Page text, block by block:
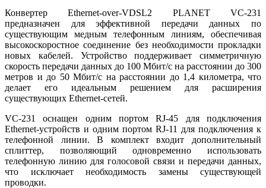
Конвертер Ethernet-over-VDSL2 PLANET VC-231
предназначен для эффективной передачи данных по
существующим медным телефонным линиям, обеспечивая
высокоскоростное соединение без необходимости прокладки
новых кабелей. Устройство поддерживает симметричную
скорость передачи данных до 100 Мбит/с на расстоянии до 300
метров и до 50 Мбит/с на расстоянии до 1,4 километра, что
делает его идеальным решением для расширения
существующих Ethernet-сетей.
VC-231 оснащен одним портом RJ-45 для подключения
Ethernet-устройств и одним портом RJ-11 для подключения к
телефонной линии. В комплект входит дополнительный
сплиттер, позволяющий одновременно использовать
телефонную линию для голосовой связи и передачи данных,
что исключает необходимость замены существующей
проводки.